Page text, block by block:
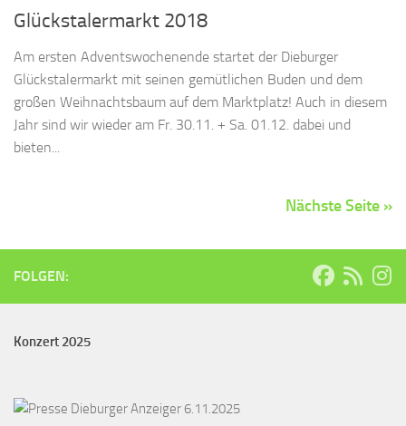
Glückstalermarkt 2018
Am ersten Adventswochenende startet der Dieburger
Glückstalermarkt mit seinen gemütlichen Buden und dem
großen Weihnachtsbaum auf dem Marktplatz! Auch in diesem
Jahr sind wir wieder am Fr. 30.11. + Sa. 01.12. dabei und
bieten...
Nächste Seite »
FOLGEN:
Konzert 2025